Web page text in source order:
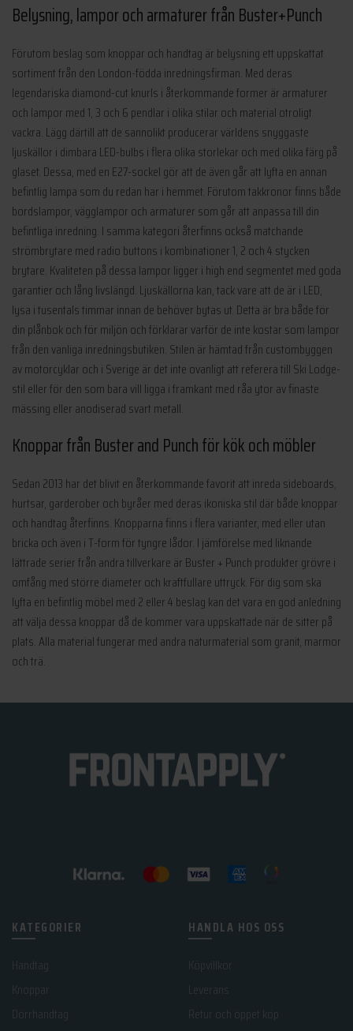
Belysning, lampor och armaturer från Buster+Punch
Förutom beslag som knoppar och handtag är belysning ett uppskattat
sortiment från den London-födda inredningsfirman. Med deras
legendariska diamond-cut knurls i återkommande former är armaturer
och lampor med 1, 3 och 6 pendlar i olika stilar och material otroligt
vackra. Lägg därtill att de sannolikt producerar världens snyggaste
ljuskällor i dimbara LED-bulbs i flera olika storlekar och med olika färg på
glaset. Dessa, med en E27-sockel gör att de även går att lyfta en annan
befintlig lampa som du redan har i hemmet. Förutom takkronor finns både
bordslampor, vägglampor och armaturer som går att anpassa till din
befintliga inredning. I samma kategori återfinns också matchande
strömbrytare med radio buttons i kombinationer 1, 2 och 4 stycken
brytare. Kvaliteten på dessa lampor ligger i high end segmentet med goda
garantier och lång livslängd. Ljuskällorna kan, tack vare att de är i LED,
lysa i tusentals timmar innan de behöver bytas ut. Detta är bra både för
din plånbok och för miljön och förklarar varför de inte kostar som lampor
från den vanliga inredningsbutiken. Stilen är hämtad från custombyggen
av motorcyklar och i Sverige är det inte ovanligt att referera till Ski Lodge-
stil eller för den som bara vill ligga i framkant med råa ytor av finaste
mässing eller anodiserad svart metall.
Knoppar från Buster and Punch för kök och möbler
Sedan 2013 har det blivit en återkommande favorit att inreda sideboards,
hurtsar, garderober och byråer med deras ikoniska stil där både knoppar
och handtag återfinns. Knopparna finns i flera varianter, med eller utan
bricka och även i T-form för tyngre lådor. I jämförelse med liknande
lättrade serier från andra tillverkare är Buster + Punch produkter grövre i
omfång med större diameter och kraftfullare uttryck. För dig som ska
lyfta en befintlig möbel med 2 eller 4 beslag kan det vara en god anledning
att välja dessa knoppar då de kommer vara uppskattade när de sitter på
plats. Alla material fungerar med andra naturmaterial som granit, marmor
och trä.
KATEGORIER
Handtag
Dörrhandtag
HANDLA HOS OSS
Retur och öppet köp